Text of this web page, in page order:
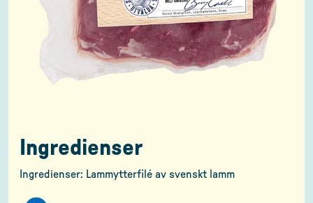
Ingredienser
Ingredienser: Lammytterfilé av svenskt lamm